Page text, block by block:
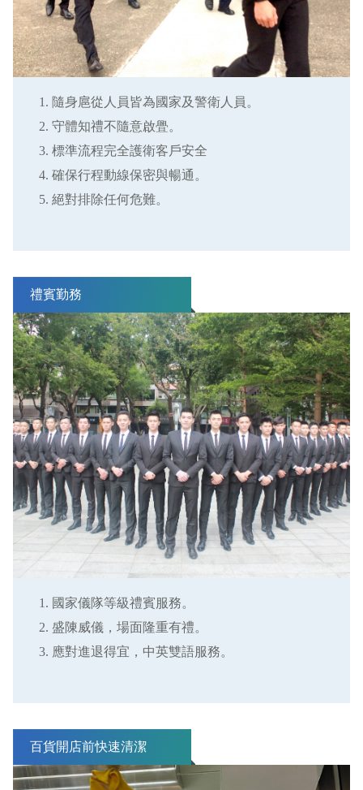
隨身扈從人員皆為國家及警衛人員。
守體知禮不隨意啟舋。
標準流程完全護衛客戶安全
確保行程動線保密與暢通。
絕對排除任何危難。
禮賓勤務
國家儀隊等級禮賓服務。
盛陳威儀，場面隆重有禮。
應對進退得宜，中英雙語服務。
百貨開店前快速清潔